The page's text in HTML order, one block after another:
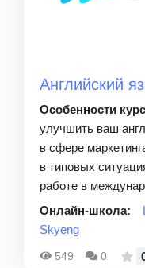
Английский
Особенности
улучшить ваш
в сфере
в типовых
работе в
Онлайн-школа:
Skyeng
549 0